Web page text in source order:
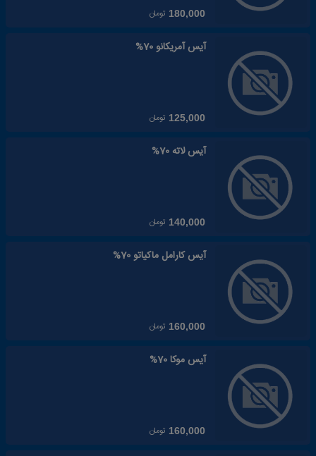
180,000 تومان
آیس آمریکانو 70%
125,000 تومان
آیس لاته 70%
140,000 تومان
آیس کارامل ماکیاتو 70%
160,000 تومان
آیس موکا 70%
160,000 تومان